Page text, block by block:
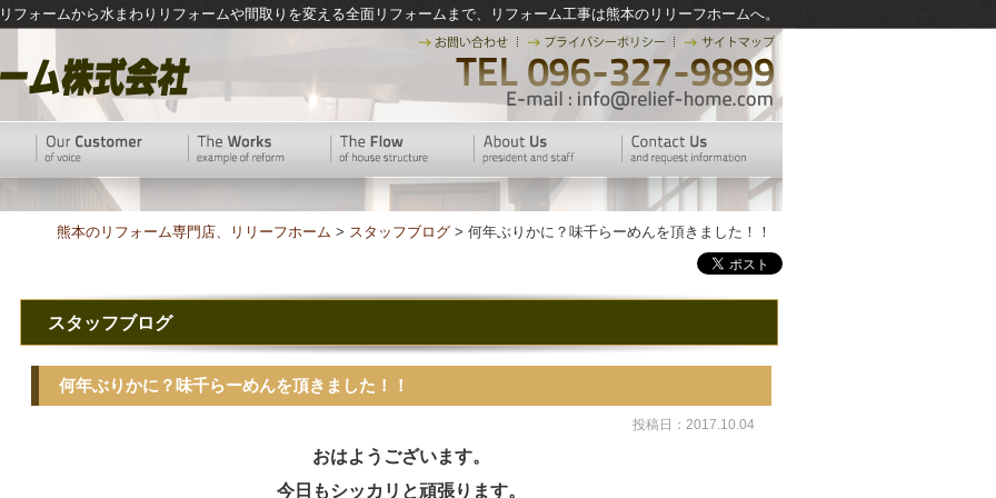
フォームから水まわりリフォームや間取りを変える全面リフォームまで、リフォーム工事は熊本のリリーフホームへ。
熊本のリフォーム専門店、リリーフホーム > スタッフブログ > 何年ぶりかに？味千らーめんを頂きました！！
スタッフブログ
何年ぶりかに？味千らーめんを頂きました！！
投稿日：2017.10.04
おはようございます。
今日もシッカリと頑張ります。